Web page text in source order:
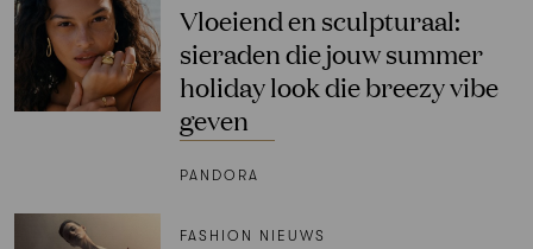
Vloeiend en sculpturaal:
sieraden die jouw summer
holiday look die breezy vibe
geven
PANDORA
FASHION NIEUWS